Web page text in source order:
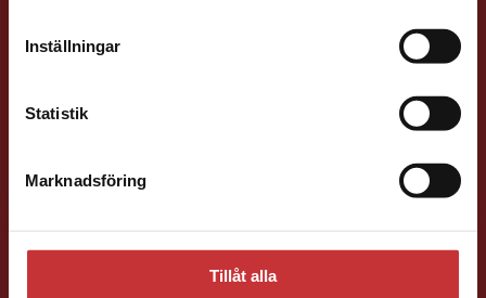
Inställningar
Statistik
Marknadsföring
Tillåt alla